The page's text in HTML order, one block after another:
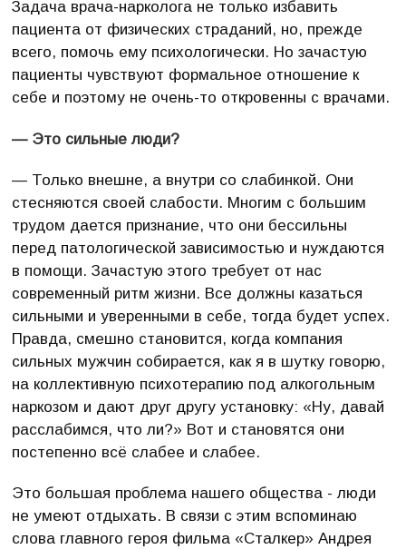
Задача врача-нарколога не только избавить
пациента от физических страданий, но, прежде
всего, помочь ему психологически. Но зачастую
пациенты чувствуют формальное отношение к
себе и поэтому не очень-то откровенны с врачами.
— Это сильные люди?
— Только внешне, а внутри со слабинкой. Они
стесняются своей слабости. Многим с большим
трудом дается признание, что они бессильны
перед патологической зависимостью и нуждаются
в помощи. Зачастую этого требует от нас
современный ритм жизни. Все должны казаться
сильными и уверенными в себе, тогда будет успех.
Правда, смешно становится, когда компания
сильных мужчин собирается, как я в шутку говорю,
на коллективную психотерапию под алкогольным
наркозом и дают друг другу установку: «Ну, давай
расслабимся, что ли?» Вот и становятся они
постепенно всё слабее и слабее.
Это большая проблема нашего общества - люди
не умеют отдыхать. В связи с этим вспоминаю
слова главного героя фильма «Сталкер» Андрея